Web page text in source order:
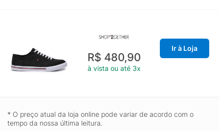
R$ 480,90
à vista ou até 3x
Ir à Loja
* O preço atual da loja online pode variar de acordo com o
tempo da nossa última leitura.